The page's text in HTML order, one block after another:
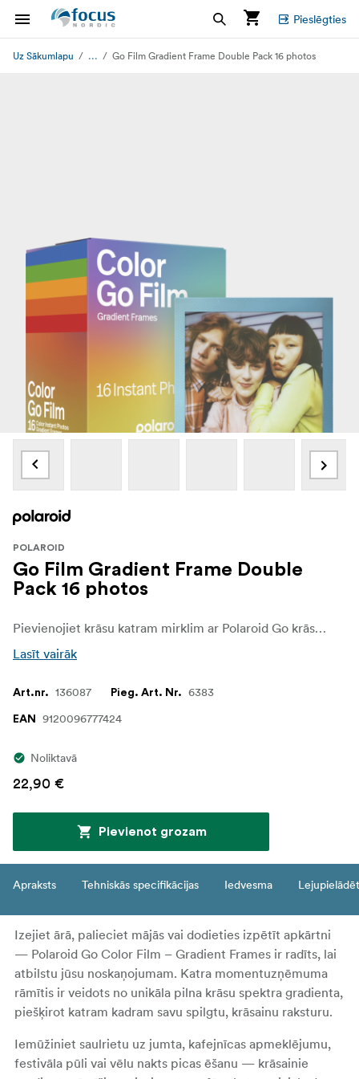
Pieslēgties
Uz Sākumlapu ... Go Film Gradient Frame Double Pack 16 photos
POLAROID
Go Film Gradient Frame Double
Pack 16 photos
Pievienojiet krāsu katram mirklim ar Polaroid Go krāsu filmu – Gradient Frames. Katrs kadrs ir ar unikālu krāsu spektra gradāciju, kas ikdienas uzņēmumus pārvērš dzīvīgās tūlītējās fotogrāfijās. Ietilpst 16 fotogrāfijas divkāršajā iepakojumā. Savietojams tikai ar Polaroid Go tūlītējās fotogrāfijas kameru.
Lasīt vairāk
Art.nr. 136087 Pieg. Art. Nr. 6383
EAN 9120096777424
Noliktavā
22,90 €
Pievienot grozam
Apraksts Tehniskās specifikācijas Iedvesma Lejupielādēt
Izejiet ārā, palieciet mājās vai dodieties izpētīt apkārtni
— Polaroid Go Color Film – Gradient Frames ir radīts, lai
atbilstu jūsu noskaņojumam. Katra momentuzņēmuma
rāmītis ir veidots no unikāla pilna krāsu spektra gradienta,
piešķirot katram kadram savu spilgtu, krāsainu raksturu.
Iemūžiniet saulrietu uz jumta, kafejnīcas apmeklējumu,
festivāla pūli vai vēlu nakts picas ēšanu — krāsainie